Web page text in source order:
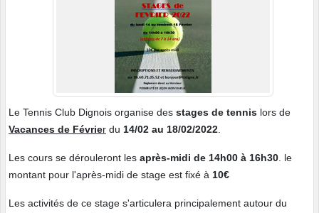
Le Tennis Club Dignois organise des stages de tennis lors de
Vacances de Février du 14/02 au 18/02/2022
Les cours se dérouleront les après-midi de 14h00 à 16h30 . le
montant pour l'après-midi de stage est fixé à 10€
Les activités de ce stage s'articulera principalement autour du